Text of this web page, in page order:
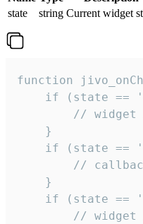
state
string Current widget
function
if (state ==
// widget
    }
if (state ==
//
    }
if (state ==
// widget